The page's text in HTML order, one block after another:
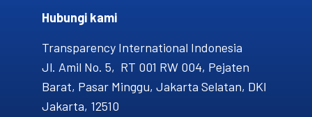
Hubungi kami​
Transparency International Indonesia
Jl. Amil No. 5, RT 001 RW 004, Pejaten
Barat, Pasar Minggu, Jakarta Selatan, DKI
Jakarta, 12510